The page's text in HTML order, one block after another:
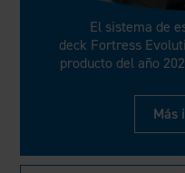
El sistema de
deck Fortress
producto del año
Más